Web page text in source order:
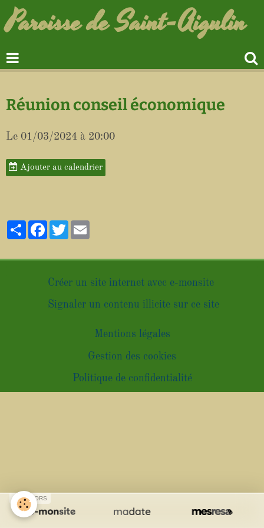
Paroisse de Saint-Aigulin
Réunion conseil économique
Le 01/03/2024 à 20:00
Ajouter au calendrier
PartagerFacebook
Twitter
Créer un site internet avec e-monsite
Signaler un contenu illicite sur ce site
Mentions légales
Gestion des cookies
Politique de confidentialité
SPONSORS